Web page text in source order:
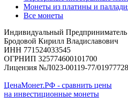
Монеты из платины и
Все монеты
Индивидуальный
Бродовой Кирилл Владиславович
ИНН 771524033545
ОГРНИП 325774600101700
Лицензия №Л023-00119-77/01977728
ЦенаМонет.РФ - сравнить цены
на инвестиционные монеты